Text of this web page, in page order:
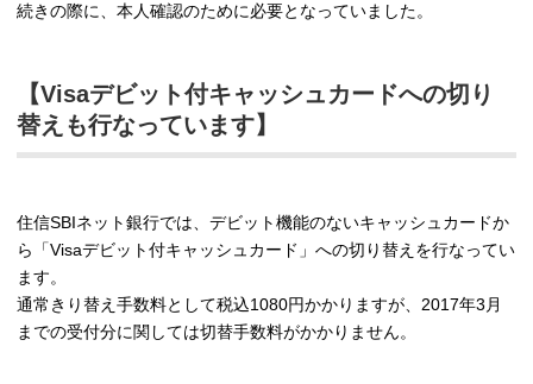
続きの際に、本人確認のために必要となっていました。
【Visaデビット付キャッシュカードへの切り
替えも行なっています】
住信SBIネット銀行では、デビット機能のないキャッシュカードか
ら「Visaデビット付キャッシュカード」への切り替えを行なってい
ます。
通常きり替え手数料として税込1080円かかりますが、2017年3月
までの受付分に関しては切替手数料がかかりません。